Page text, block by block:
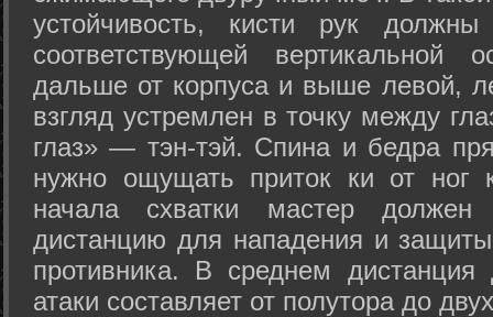
устойчивость, кисти рук
соответствующей
дальше от корпуса и выше левой,
взгляд устремлен в точку между
глаз» — тэн-тэй. Спина и бедра
нужно ощущать приток ки от
начала схватки мастер должен
дистанцию для нападения и
противника. В среднем
атаки составляет от полутора до